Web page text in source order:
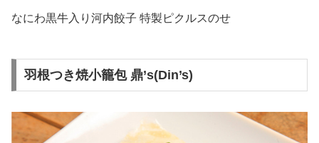
なにわ黒牛入り河内餃子 特製ピクルスのせ
羽根つき焼小籠包 鼎’s(Din’s)